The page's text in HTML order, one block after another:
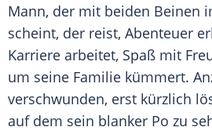
Mann, der mit beiden Beinen
scheint, der reist, Abenteuer
Karriere arbeitet, Spaß mit
um seine Familie kümmert.
verschwunden, erst kürzlich
auf dem sein blanker Po zu